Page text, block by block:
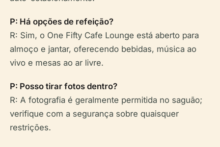
P: Há opções de refeição?
R: Sim, o One Fifty Cafe Lounge está aberto para
almoço e jantar, oferecendo bebidas, música ao
vivo e mesas ao ar livre.
P: Posso tirar fotos dentro?
R: A fotografia é geralmente permitida no saguão;
verifique com a segurança sobre quaisquer
restrições.